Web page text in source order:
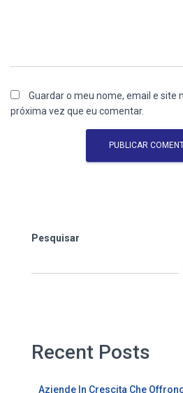
Guardar o meu nome, email e site
próxima vez que eu comentar.
Pesquisar
Recent Posts
Aziende In Crescita Che